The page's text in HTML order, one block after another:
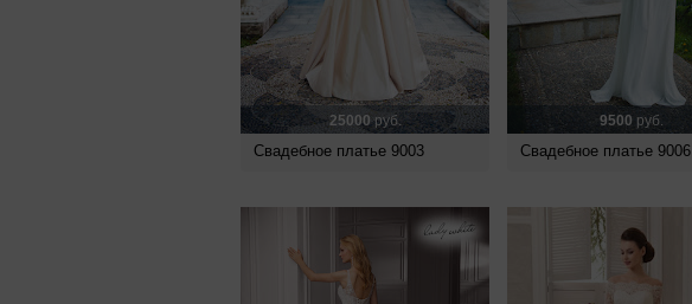
25000руб.
Свадебное платье 9003
9500 руб.
Свадебное платье 9006